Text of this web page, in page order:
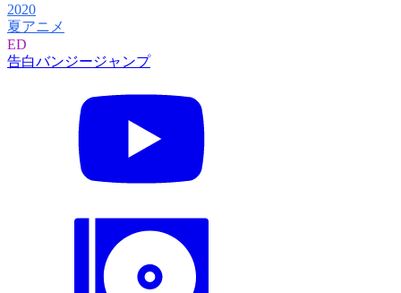
2020
夏アニメ
ED
告白バンジージャンプ